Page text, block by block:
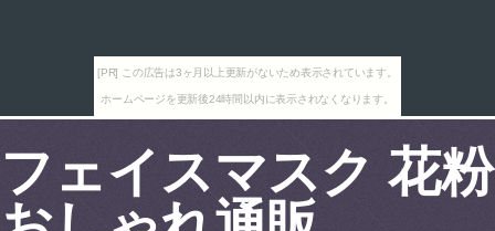
[PR] この広告は3ヶ月以上更新がないため表示されています。
ホームページを更新後24時間以内に表示されなくなります。
フェイスマスク 花粉